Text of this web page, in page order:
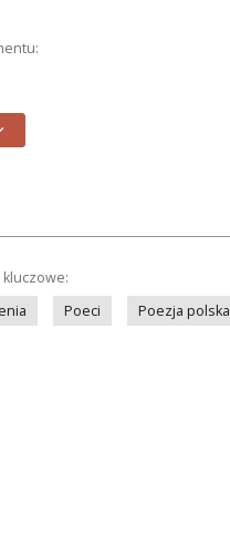
kluczowe:
Poeci Poezja polska